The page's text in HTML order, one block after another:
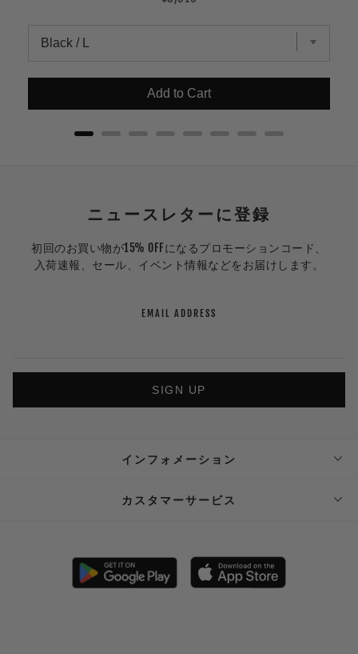
Add to Cart
ニュースレターに登録
初回のお買い物が15% OFFになるプロモーションコード、
入荷速報、セール、イベント情報などをお届けします。
EMAIL ADDRESS
SIGN UP
インフォメーション
ABOUT SUPPLIER
STOCKIST
カスタマーサービス
SHIPPING